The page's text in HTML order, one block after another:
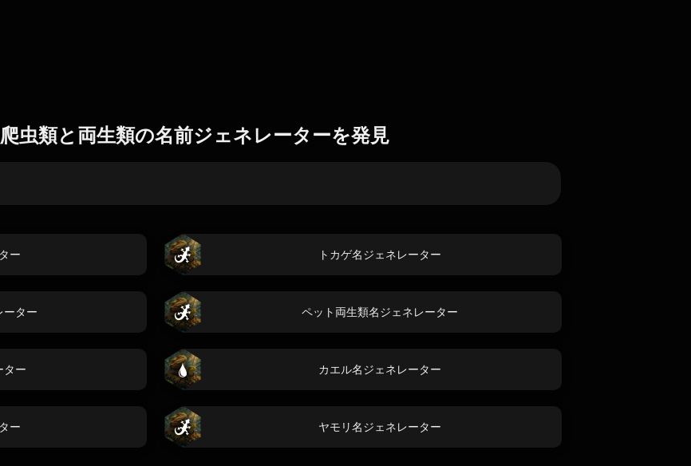
虫類と両生類の名前ジェネレーターを発見
ー トカゲ名ジェネレーター
ーター ペット両生類名ジェネレーター
ター カエル名ジェネレーター
ー ヤモリ名ジェネレーター